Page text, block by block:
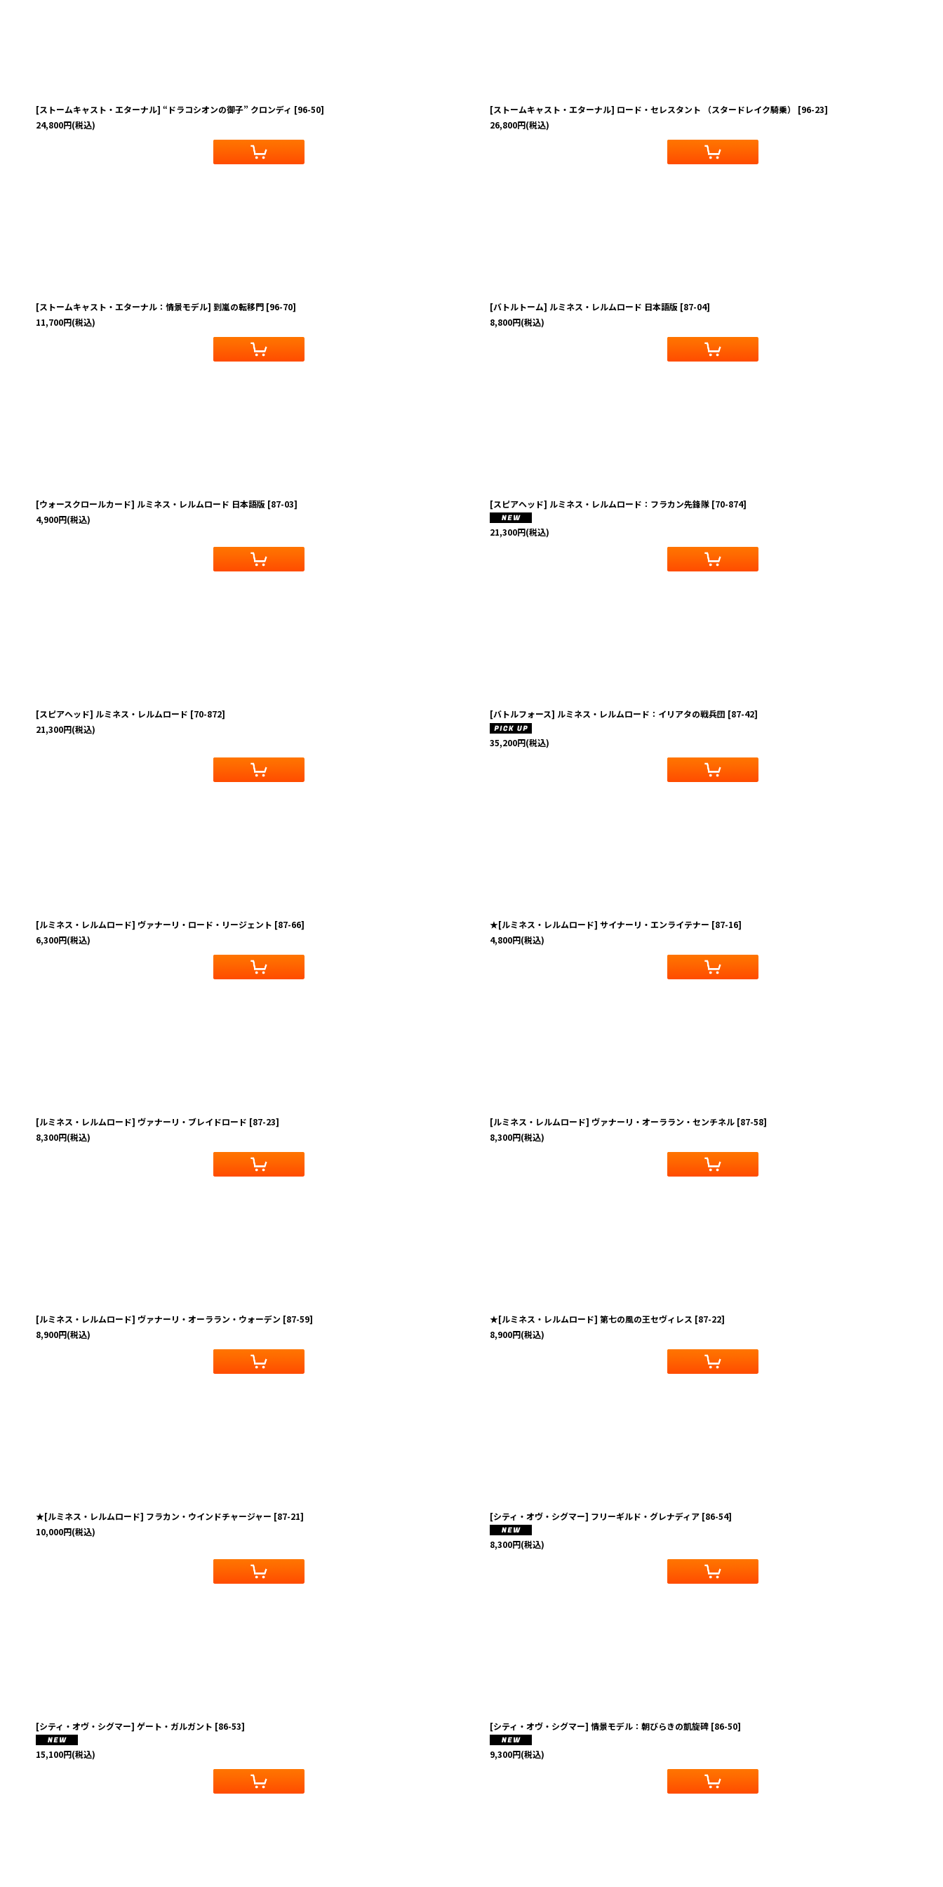
[ストームキャスト・エターナル] “ドラコシオンの御子” クロンディ [96-50]
24,800円(税込)
[ストームキャスト・エターナル] ロード・セレスタント （スタードレイク騎乗） [96-23]
26,800円(税込)
[ストームキャスト・エターナル：情景モデル] 到嵐の転移門 [96-70]
11,700円(税込)
[バトルトーム] ルミネス・レルムロード 日本語版 [87-04]
8,800円(税込)
[ウォースクロールカード] ルミネス・レルムロード 日本語版 [87-03]
4,900円(税込)
[スピアヘッド] ルミネス・レルムロード：フラカン先鋒隊 [70-874]
21,300円(税込)
[スピアヘッド] ルミネス・レルムロード [70-872]
21,300円(税込)
[バトルフォース] ルミネス・レルムロード：イリアタの戦兵団 [87-42]
35,200円(税込)
[ルミネス・レルムロード] ヴァナーリ・ロード・リージェント [87-66]
6,300円(税込)
★[ルミネス・レルムロード] サイナーリ・エンライテナー [87-16]
4,800円(税込)
[ルミネス・レルムロード] ヴァナーリ・ブレイドロード [87-23]
8,300円(税込)
[ルミネス・レルムロード] ヴァナーリ・オーララン・センチネル [87-58]
8,300円(税込)
[ルミネス・レルムロード] ヴァナーリ・オーララン・ウォーデン [87-59]
8,900円(税込)
★[ルミネス・レルムロード] 第七の風の王セヴィレス [87-22]
8,900円(税込)
★[ルミネス・レルムロード] フラカン・ウインドチャージャー [87-21]
10,000円(税込)
[シティ・オヴ・シグマー] フリーギルド・グレナディア [86-54]
8,300円(税込)
[シティ・オヴ・シグマー] ゲート・ガルガント [86-53]
15,100円(税込)
[シティ・オヴ・シグマー] 情景モデル：朝びらきの凱旋碑 [86-50]
9,300円(税込)